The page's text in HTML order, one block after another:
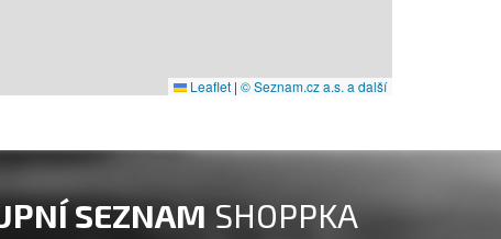
Leaflet | © Seznam.cz a.s. a další
SEZNAM SHOPPKA